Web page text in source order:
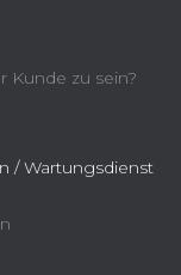
Kunde zu sein?
/ Wartungsdienst